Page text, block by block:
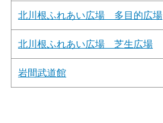
北川根ふれあい広場 多目的広場
北川根ふれあい広場 芝生広場
岩間武道館